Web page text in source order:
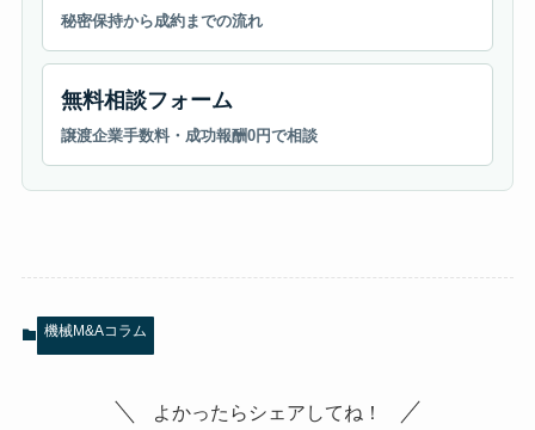
秘密保持から成約までの流れ
無料相談フォーム
譲渡企業手数料・成功報酬0円で相談
機械M&Aコラム
よかったらシェアしてね！